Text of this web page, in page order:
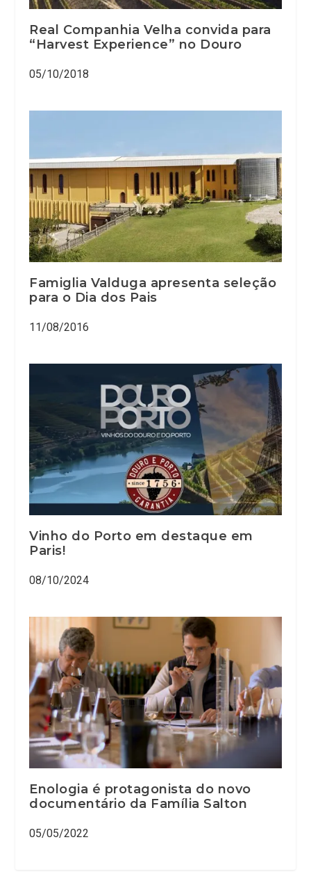
Real Companhia Velha convida para
“Harvest Experience” no Douro
05/10/2018
Famiglia Valduga apresenta seleção
para o Dia dos Pais
11/08/2016
Vinho do Porto em destaque em
Paris!
08/10/2024
Enologia é protagonista do novo
documentário da Família Salton
05/05/2022